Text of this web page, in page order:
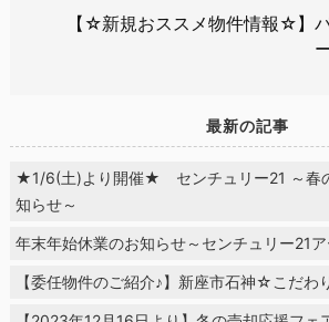
【☆新規おススメ物件情報☆】
最新の記事
★1/6(土)より開催★ センチュリー21 ～春
知らせ～
年末年始休業のお知らせ～センチュリー21
【委任物件のご紹介♪】新座市石神☆こだわ